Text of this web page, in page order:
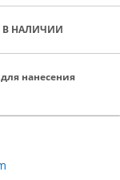
В НАЛИЧИИ
нанесения